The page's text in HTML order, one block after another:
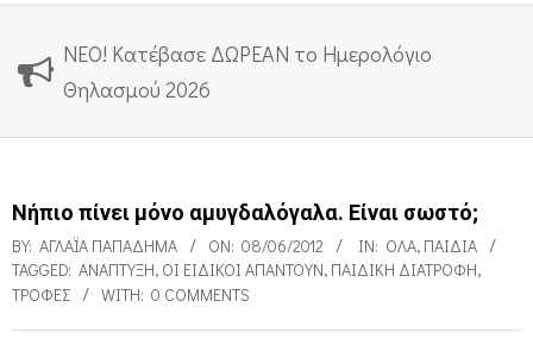
ΝΕΟ! Κατέβασε ΔΩΡΕΑΝ το Ημερολόγιο
Θηλασμού 2026
Νήπιο πίνει μόνο αμυγδαλόγαλα. Είναι σωστό;
BY: ΑΓΛΑΪ́Α ΠΑΠΑΔΉΜΑ ON: 08/06/2012 IN: ΌΛΑ, ΠΑΙΔΙΑ
TAGGED: ΑΝΆΠΤΥΞΗ, ΟΙ ΕΙΔΙΚΟΊ ΑΠΑΝΤΟΎΝ, ΠΑΙΔΙΚΉ ΔΙΑΤΡΟΦΉ,
ΤΡΟΦΈΣ
WITH: 0 COMMENTS